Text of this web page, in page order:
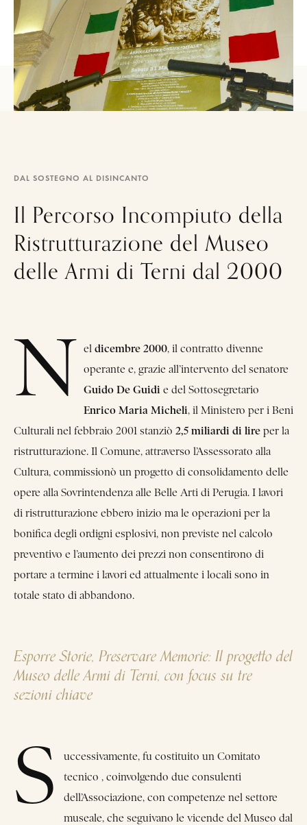
DAL SOSTEGNO AL DISINCANTO
Il Percorso Incompiuto della
Ristrutturazione del Museo
delle Armi di Terni dal 2000
N el dicembre 2000, il contratto divenne
operante e, grazie all’intervento del senatore
Guido De Guidi e del Sottosegretario
Enrico Maria Micheli, il Ministero per i Beni
Culturali nel febbraio 2001 stanziò 2,5 miliardi di lire per la
ristrutturazione. Il Comune, attraverso l’Assessorato alla
Cultura, commissionò un progetto di consolidamento delle
opere alla Sovrintendenza alle Belle Arti di Perugia. I lavori
di ristrutturazione ebbero inizio ma le operazioni per la
bonifica degli ordigni esplosivi, non previste nel calcolo
preventivo e l’aumento dei prezzi non consentirono di
portare a termine i lavori ed attualmente i locali sono in
totale stato di abbandono.
Esporre Storie, Preservare Memorie: Il progetto del
Museo delle Armi di Terni, con focus su tre
sezioni chiave
S
uccessivamente, fu costituito un Comitato
tecnico , coinvolgendo due consulenti
dell’Associazione, con competenze nel settore
museale, che seguivano le vicende del Museo dal